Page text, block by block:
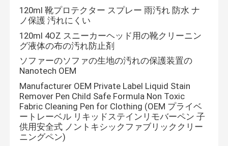
120ml 靴プロテクター スプレー 雨汚れ 防水 ナ
ノ保護 汚れにくい
120ml 4OZ スニーカーヘッド用の靴クリーニン
グ液体の布の汚れ防止剤
ソファーのソファの生地の汚れの保護装置の
Nanotech OEM
Manufacturer OEM Private Label Liquid Stain
Remover Pen Child Safe Formula Non Toxic
Fabric Cleaning Pen for Clothing (OEM プライベ
ートレーベル リキッドステインリモバーペン 子
供用安全式 ノントキシックファブリッククリー
ニングペン)